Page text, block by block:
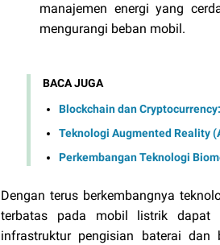
manajemen energi yang
mengurangi beban mobil.
BACA JUGA
Blockchain dan
Teknologi Augmented Reality
Perkembangan Teknologi
Dengan terus berkembangnya
terbatas pada mobil listrik dapat
infrastruktur pengisian baterai